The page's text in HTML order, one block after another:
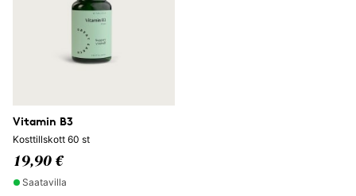
Vitamin B3
Kosttillskott 60 st
19,90 €
Saatavilla